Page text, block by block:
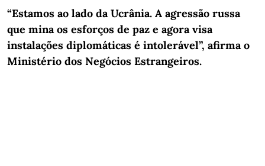
“Estamos ao lado da Ucrânia. A agressão russa
que mina os esforços de paz e agora visa
instalações diplomáticas é intolerável”, afirma o
Ministério dos Negócios Estrangeiros.